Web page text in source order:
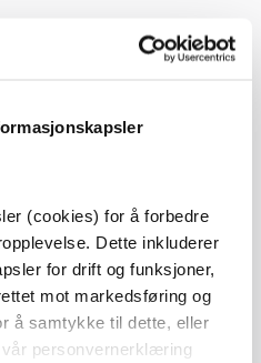
(cookies) for å forbedre
Dette inkluderer
for drift og funksjoner,
mot markedsføring og
å samtykke til dette, eller
personvernerklæring
varmepumper
selv må du
fagpersoner som kan
installasjonen. Har du
varmepumpe du ønsker,
om gratis befaring og få
som passer